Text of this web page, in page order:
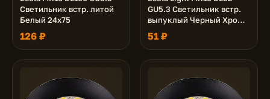
Светильник встр. литой
Белый 24x75
126 ₽
GU5.3 Светильник встр.
выпуклый Черный Хром
30x80 (кd74)
51 ₽